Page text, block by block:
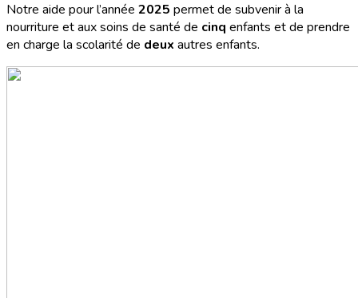
Notre aide pour l’année 2025 permet de subvenir à la
nourriture et aux soins de santé de cinq enfants et de prendre
en charge la scolarité de deux autres enfants.